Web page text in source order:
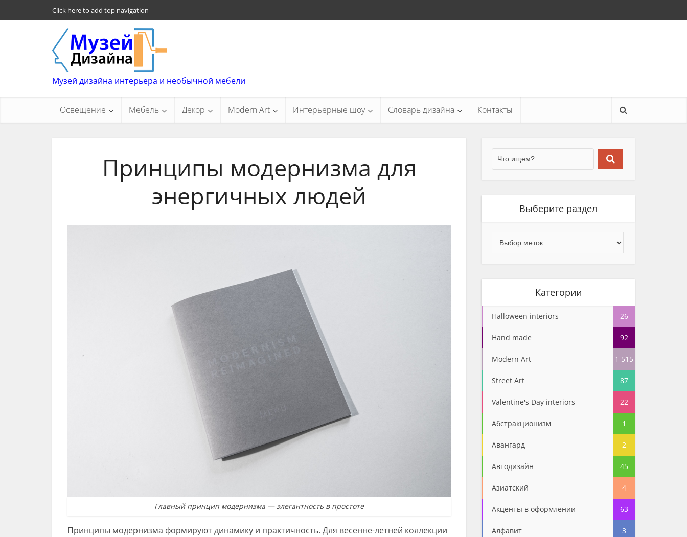
Click here to add top navigation
Музей дизайна интерьера и необычной мебели
Освещение Мебель Декор Modern Art Интерьерные шоу Словарь дизайна Контакты
Принципы модернизма для
энергичных людей
Главный принцип модернизма — элегантность в простоте
Принципы модернизма формируют динамику и практичность. Для весенне-летней коллекции
Выберите раздел
Категории
Halloween interiors 26
Hand made 92
Modern Art 1 515
Street Art 87
Valentine's Day interiors 22
Абстракционизм 1
Авангард 2
Автодизайн 45
Азиатский 4
Акценты в оформлении 63
Алфавит 3